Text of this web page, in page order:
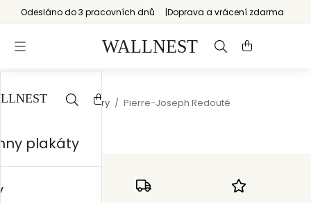
Odesláno do 3 pracovních dnů Doprava a vrácení zdarma
Start / Natural history / Pierre-Joseph Redouté
plakáty